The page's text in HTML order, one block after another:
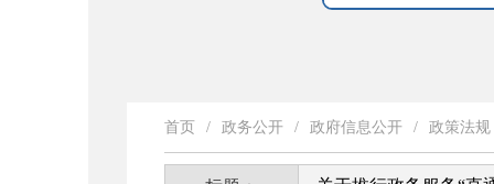
首页 / 政务公开 / 政府信息公开 / 政策法规